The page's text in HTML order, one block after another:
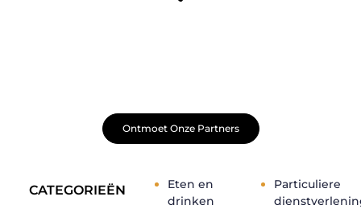
CATEGORIEËN
Eten en
drinken
Particuliere
Ontmoet Onze Partners